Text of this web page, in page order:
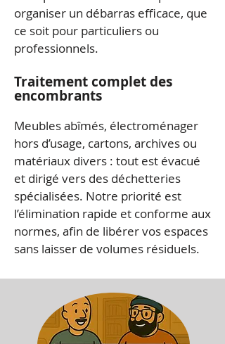
organiser un débarras efficace, que
ce soit pour particuliers ou
professionnels.
Traitement complet des
encombrants
Meubles abîmés, électroménager
hors d’usage, cartons, archives ou
matériaux divers : tout est évacué
et dirigé vers des déchetteries
spécialisées. Notre priorité est
l’élimination rapide et conforme aux
normes, afin de libérer vos espaces
sans laisser de volumes résiduels.